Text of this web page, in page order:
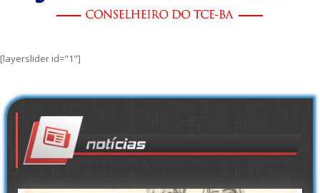
[layerslider id="1"]